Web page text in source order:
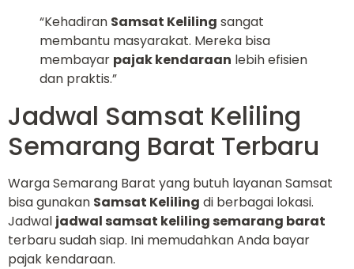
“Kehadiran Samsat Keliling sangat
membantu masyarakat. Mereka bisa
membayar pajak kendaraan lebih efisien
dan praktis.”
Jadwal Samsat Keliling
Semarang Barat Terbaru
Warga Semarang Barat yang butuh layanan Samsat
bisa gunakan Samsat Keliling di berbagai lokasi.
Jadwal jadwal samsat keliling semarang barat
terbaru sudah siap. Ini memudahkan Anda bayar
pajak kendaraan.